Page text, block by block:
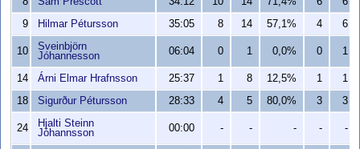
9
Hilmar Pétursson 35:05 8 14 57,1% 4 6
10
Sveinbjörn
Jóhannesson
06:04 0 1 0,0% 0 1
14 Árni Elmar Hrafnsson 25:37 1 8 12,5% 1
1
18
Sigurður Pétursson 28:33 4 5 80,0% 3 3
24
Hjalti Steinn
Jóhannsson
00:00 - - - - -